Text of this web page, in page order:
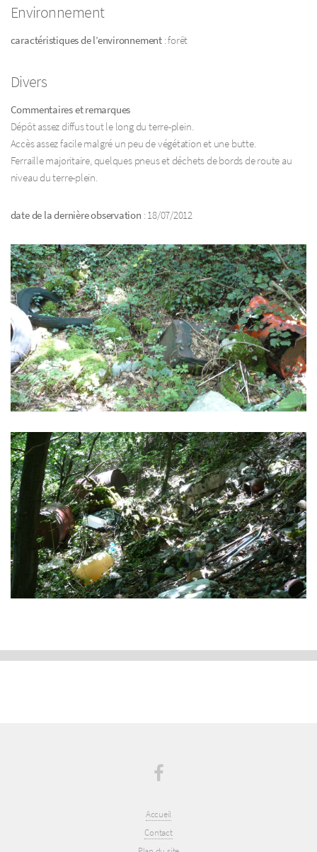
Environnement
caractéristiques de l’environnement: forêt
Divers
Commentaires et remarques
Dépôt assez diffus tout le long du terre-plein.
Accès assez facile malgré un peu de végétation et une butte.
Ferraille majoritaire, quelques pneus et déchets de bords de route au
niveau du terre-plein.
date de la dernière observation : 18/07/2012
Accueil
Contact